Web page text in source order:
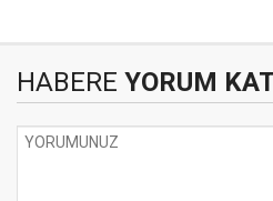
HABERE YORUM